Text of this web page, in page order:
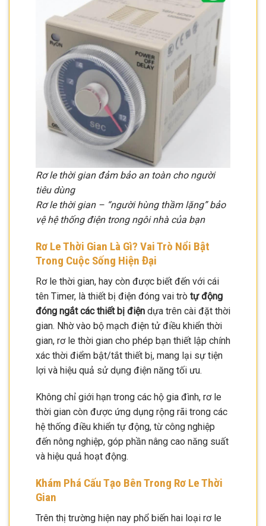
Rơ le thời gian đảm bảo an toàn cho người
tiêu dùng
Rơ le thời gian – “người hùng thầm lặng” bảo
vệ hệ thống điện trong ngôi nhà của bạn
Rơ Le Thời Gian Là Gì? Vai Trò Nổi Bật
Trong Cuộc Sống Hiện Đại
Rơ le thời gian, hay còn được biết đến với cái
tên Timer, là thiết bị điện đóng vai trò tự động
đóng ngắt các thiết bị điện dựa trên cài đặt thời
gian. Nhờ vào bộ mạch điện tử điều khiển thời
gian, rơ le thời gian cho phép bạn thiết lập chính
xác thời điểm bật/tắt thiết bị, mang lại sự tiện
lợi và hiệu quả sử dụng điện năng tối ưu.
Không chỉ giới hạn trong các hộ gia đình, rơ le
thời gian còn được ứng dụng rộng rãi trong các
hệ thống điều khiển tự động, từ công nghiệp
đến nông nghiệp, góp phần nâng cao năng suất
và hiệu quả hoạt động.
Khám Phá Cấu Tạo Bên Trong Rơ Le Thời
Gian
Trên thị trường hiện nay phổ biến hai loại rơ le